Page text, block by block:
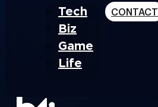
Tech
Biz
Game
Life
CONTACT